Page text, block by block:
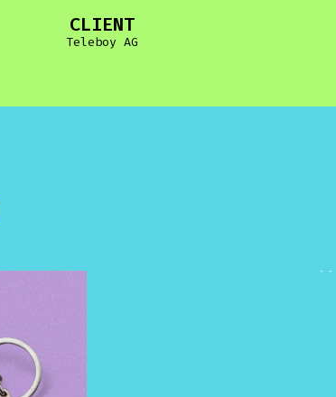
CLIENT
Teleboy AG